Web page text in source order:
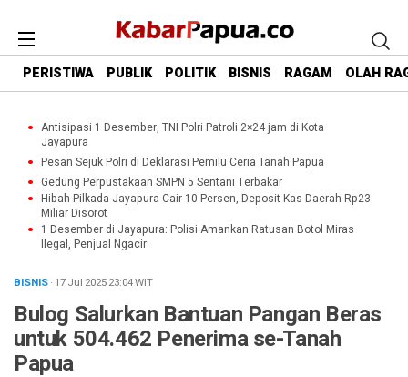
PERISTIWA PUBLIK POLITIK BISNIS RAGAM OLAH
Antisipasi 1 Desember, TNI Polri Patroli 2×24 jam di Kota
Jayapura
Pesan Sejuk Polri di Deklarasi Pemilu Ceria Tanah Papua
Gedung Perpustakaan SMPN 5 Sentani Terbakar
Hibah Pilkada Jayapura Cair 10 Persen, Deposit Kas Daerah Rp23
Miliar Disorot
1 Desember di Jayapura: Polisi Amankan Ratusan Botol Miras
Ilegal, Penjual Ngacir
BISNIS· 17 Jul 202523:04WIT
Bulog Salurkan Bantuan Pangan Beras
untuk 504.462 Penerima se-Tanah
Papua